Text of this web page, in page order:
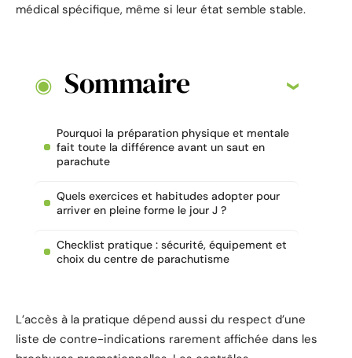
médical spécifique, même si leur état semble stable.
Sommaire
Pourquoi la préparation physique et mentale
fait toute la différence avant un saut en
parachute
Quels exercices et habitudes adopter pour
arriver en pleine forme le jour J ?
Checklist pratique : sécurité, équipement et
choix du centre de parachutisme
L’accès à la pratique dépend aussi du respect d’une
liste de contre-indications rarement affichée dans les